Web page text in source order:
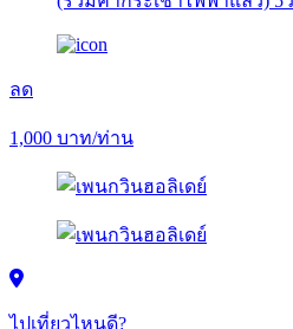
ลด
1,000 บาท/ท่าน
ไปเที่ยวไหนดี?